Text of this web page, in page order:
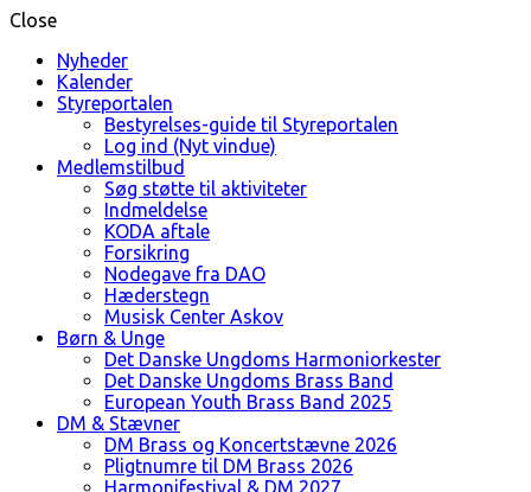
Close
Nyheder
Kalender
Styreportalen
Bestyrelses-guide til Styreportalen
Log ind (Nyt vindue)
Medlemstilbud
Søg støtte til aktiviteter
Indmeldelse
KODA aftale
Forsikring
Nodegave fra DAO
Hæderstegn
Musisk Center Askov
Børn & Unge
Det Danske Ungdoms Harmoniorkester
Det Danske Ungdoms Brass Band
European Youth Brass Band 2025
DM & Stævner
DM Brass og Koncertstævne 2026
Pligtnumre til DM Brass 2026
Harmonifestival & DM 2027